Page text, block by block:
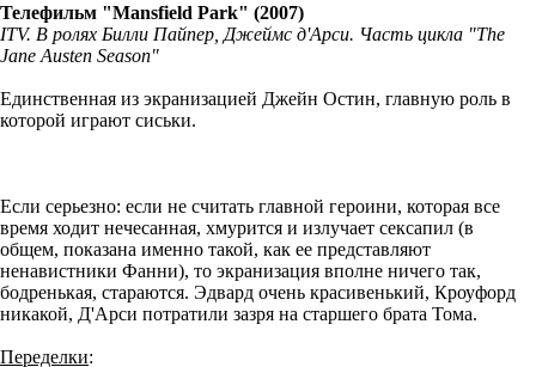
Телефильм "Mansfield Park" (2007)
ITV. В ролях Билли Пайпер, Джеймс д'Арси. Часть цикла "The
Jane Austen Season"
Единственная из экранизацией Джейн Остин, главную роль в
которой играют сиськи.
Если серьезно: если не считать главной героини, которая все
время ходит нечесанная, хмурится и излучает сексапил (в
общем, показана именно такой, как ее представляют
ненавистники Фанни), то экранизация вполне ничего так,
бодренькая, стараются. Эдвард очень красивенький, Кроуфорд
никакой, Д'Арси потратили зазря на старшего брата Тома.
Переделки: